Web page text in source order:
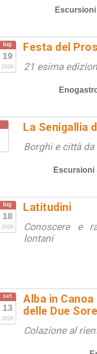
Escursioni
lug
19
2026
Festa del
21 esima
La Senigallia
Borghi e città
Escursioni
lug
18
2026
Latitudini
Conoscere e
lontani
set
13
2026
Alba in
delle Due
Colazione al